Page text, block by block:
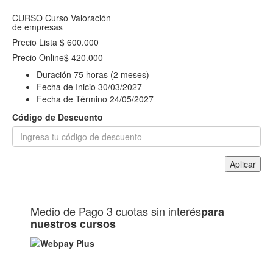
CURSO Curso Valoración
de empresas
Precio Lista $ 600.000
Precio Online$ 420.000
Duración 75 horas (2 meses)
Fecha de Inicio 30/03/2027
Fecha de Término 24/05/2027
Código de Descuento
Aplicar
Medio de Pago 3 cuotas sin interéspara
nuestros cursos